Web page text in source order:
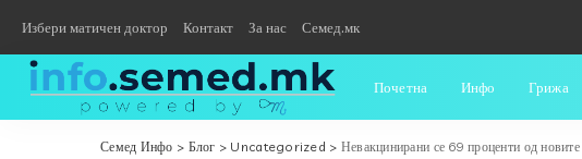
Избери матичен доктор Контакт За нас Семед.мк
Почетна Инфо Грижа
Семед Инфо > Блог > Uncategorized > Невакцинирани се 69 проценти од